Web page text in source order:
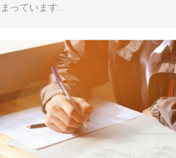
まっています…